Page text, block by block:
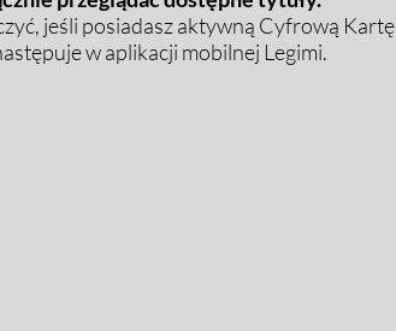
jeśli posiadasz aktywną Cyfrową Kartę
w aplikacji mobilnej Legimi.